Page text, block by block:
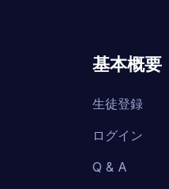
基本概要
生徒登録
ログイン
Q & A